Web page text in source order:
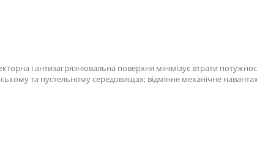
і антизагрязнювальна поверхня мінімізує втрати
та пустельному середовищах; відмінне механічне